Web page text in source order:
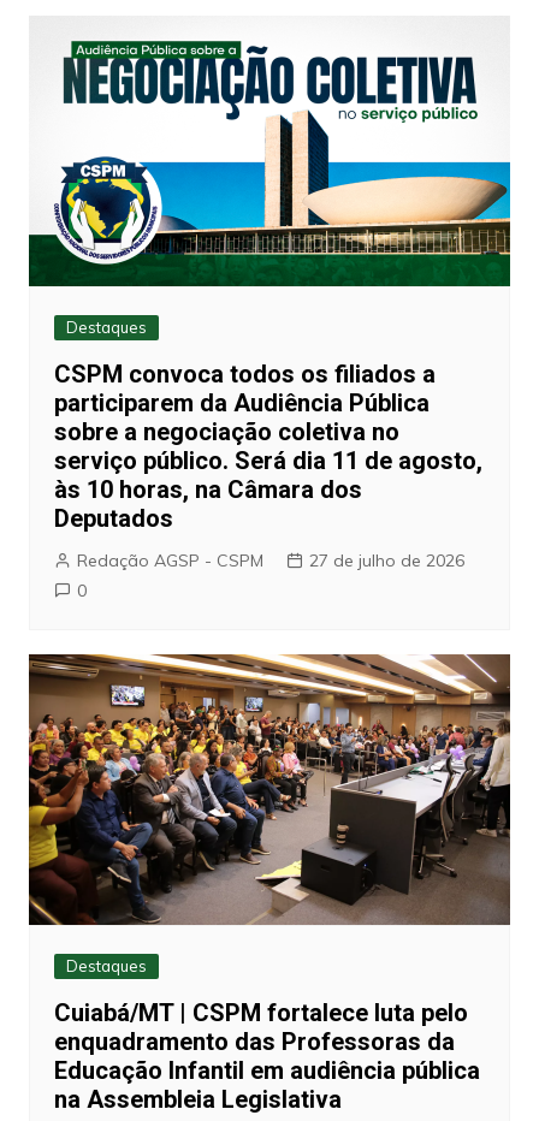
Destaques
CSPM convoca todos os filiados a
participarem da Audiência Pública
sobre a negociação coletiva no
serviço público. Será dia 11 de agosto,
às 10 horas, na Câmara dos
Deputados
Redação AGSP - CSPM
27 de julho de 2026
0
Destaques
Cuiabá/MT | CSPM fortalece luta pelo
enquadramento das Professoras da
Educação Infantil em audiência pública
na Assembleia Legislativa